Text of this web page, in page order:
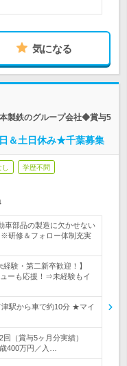
気になる
製鉄のグループ会社◆賞与5
＆土日休み★千葉募集
し 学歴不問
車部品の製造に欠かせない
※研修＆フォロー体制充実
験・第二新卒歓迎！】
ーも応援！⇒未経験もイ
駅から車で約10分 ★マイ
（賞与5ヶ月分実績）
400万円／入…